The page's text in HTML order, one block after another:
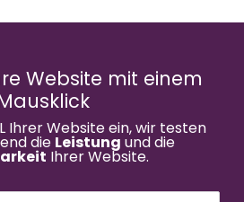
Website mit einem
Ihrer Website ein, wir testen
die Leistung und die
Ihrer Website.